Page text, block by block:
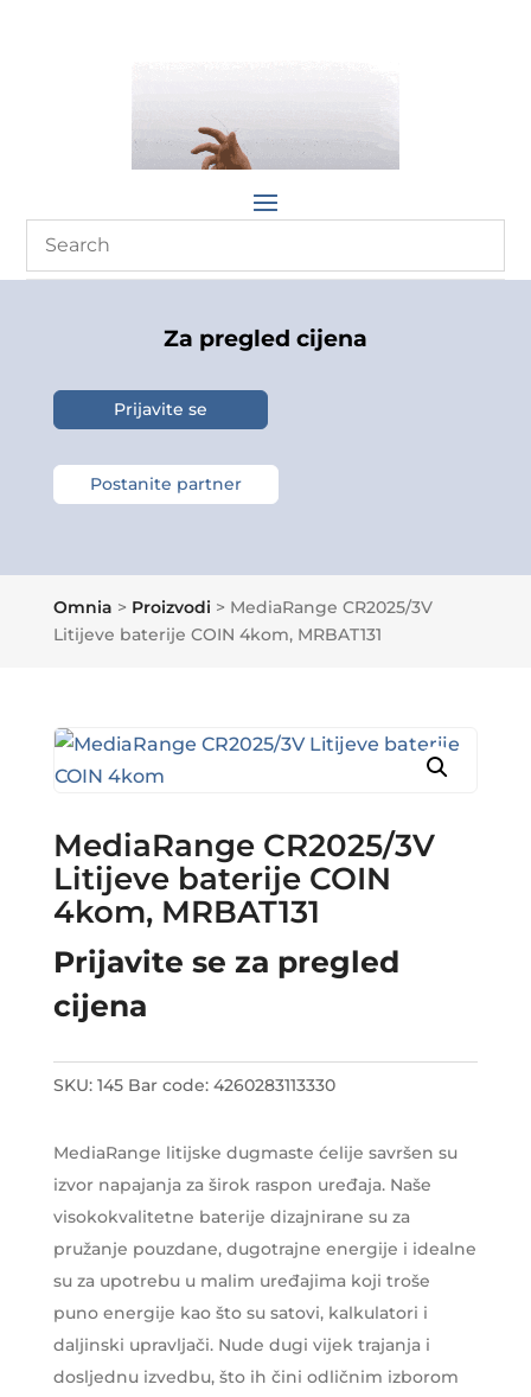
Za pregled cijena
Prijavite se
Postanite partner
Omnia > Proizvodi > MediaRange CR2025/3V
Litijeve baterije COIN 4kom, MRBAT131
MediaRange CR2025/3V
Litijeve baterije COIN
4kom, MRBAT131
Prijavite se za pregled
cijena
SKU: 145 Bar code: 4260283113330
MediaRange litijske dugmaste ćelije savršen su
izvor napajanja za širok raspon uređaja. Naše
visokokvalitetne baterije dizajnirane su za
pružanje pouzdane, dugotrajne energije i idealne
su za upotrebu u malim uređajima koji troše
puno energije kao što su satovi, kalkulatori i
daljinski upravljači. Nude dugi vijek trajanja i
dosljednu izvedbu, što ih čini odličnim izborom